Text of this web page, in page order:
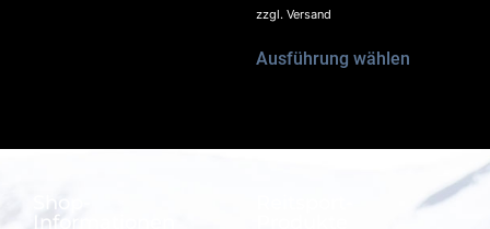
zzgl. Versand
Ausführung wählen
Shop-
Informationen